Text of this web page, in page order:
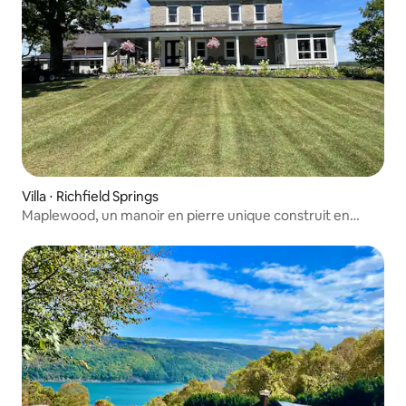
Villa ⋅ Richfield Springs
Maplewood, un manoir en pierre unique construit en